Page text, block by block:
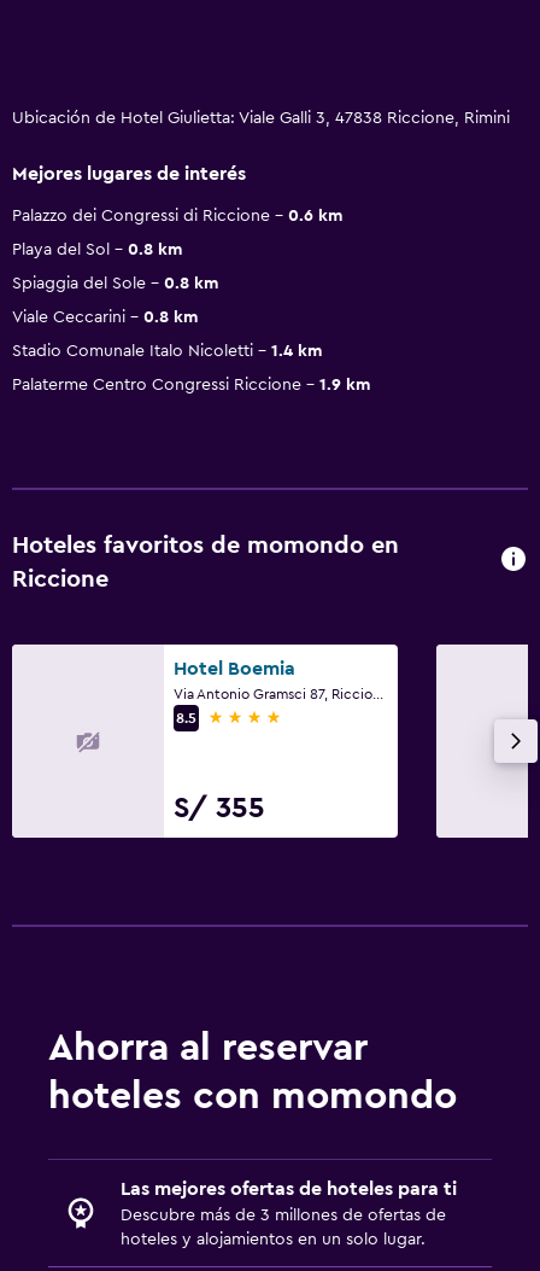
Ubicación de Hotel Giulietta: Viale Galli 3, 47838 Riccione, Rimini
Mejores lugares de interés
Palazzo dei Congressi di Riccione
0.6 km
Playa del Sol
0.8 km
Spiaggia del Sole
0.8 km
Viale Ceccarini
0.8 km
Stadio Comunale Italo Nicoletti
1.4 km
Palaterme Centro Congressi Riccione
1.9 km
Hoteles favoritos de momondo en
Riccione
Hotel Boemia
8.5
4 estrellas
S/ 355
Ahorra al reservar
hoteles con momondo
Las mejores ofertas de hoteles para ti
Descubre más de 3 millones de ofertas de
hoteles y alojamientos en un solo lugar.